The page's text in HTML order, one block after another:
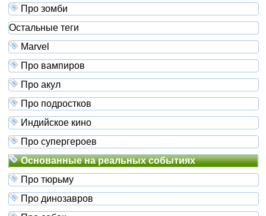
Про зомби
Остальные теги
Marvel
Про вампиров
Про акул
Про подростков
Индийское кино
Про супергероев
Основанные на реальных событиях
Про тюрьму
Про динозавров